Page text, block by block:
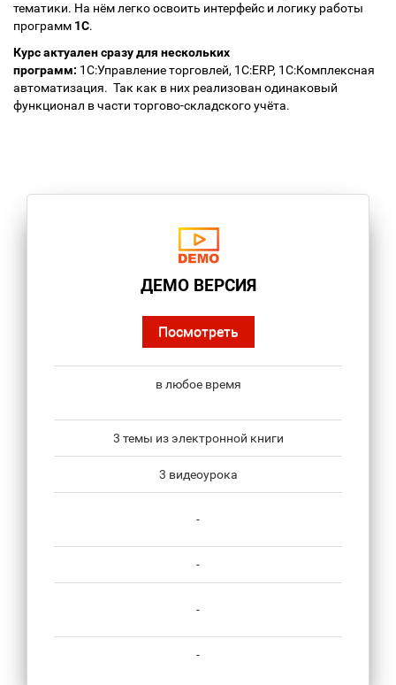
тематики. На нём легко освоить интерфейс и логику работы
программ 1С.
Курс актуален сразу для нескольких
программ: 1С:Управление торговлей, 1С:ERP, 1С:Комплексная
автоматизация. Так как в них реализован одинаковый
функционал в части торгово-складского учёта.
ДЕМО ВЕРСИЯ
Посмотреть
в любое время
3 темы из электронной книги
3 видеоурока
-
-
-
-